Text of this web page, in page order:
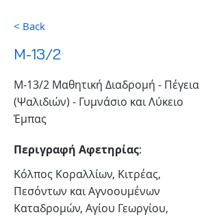
< Back
M-13/2
Μ-13/2 Μαθητική Διαδρομή - Πέγεια
(Ψαλιδιών) - Γυμνάσιο και Λύκειο
Έμπας
Περιγραφή Αφετηρίας:
Κόλπος Κοραλλίων, Κιτρέας,
Πεσόντων και Αγνοουμένων
Καταδρομών, Αγίου Γεωργίου,